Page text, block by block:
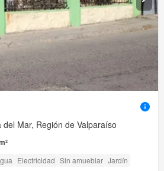
Mar, Región de Valparaíso
Electricidad Sin amueblar Jardín